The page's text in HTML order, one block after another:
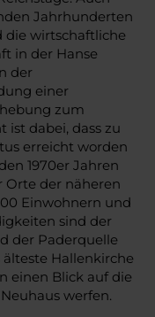
Jahrhunderten
wirtschaftliche
in der Hanse
der
einer
zum
ist dabei, dass zu
erreicht worden
1970er Jahren
Orte der näheren
Einwohnern und
sind der
der Paderquelle
Hallenkirche
einen Blick auf die
werfen.